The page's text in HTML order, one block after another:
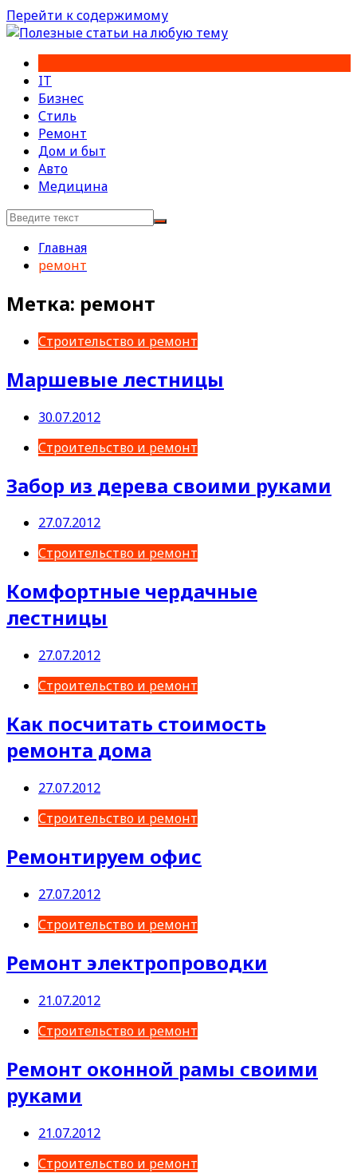
Перейти к содержимому
IT
Бизнес
Стиль
Ремонт
Дом и быт
Авто
Медицина
Главная
ремонт
Метка: ремонт
Строительство и ремонт
Маршевые лестницы
30.07.2012
Строительство и ремонт
Забор из дерева своими руками
27.07.2012
Строительство и ремонт
Комфортные чердачные
лестницы
27.07.2012
Строительство и ремонт
Как посчитать стоимость
ремонта дома
27.07.2012
Строительство и ремонт
Ремонтируем офис
27.07.2012
Строительство и ремонт
Ремонт электропроводки
21.07.2012
Строительство и ремонт
Ремонт оконной рамы своими
руками
21.07.2012
Строительство и ремонт